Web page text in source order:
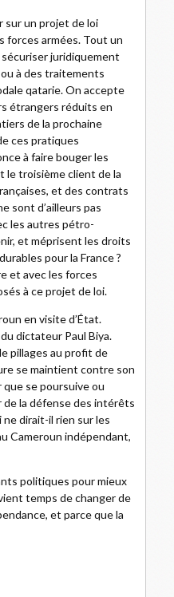
sur un projet de loi
forces armées. Tout un
juridiquement
à des traitements
qatarie. On accepte
étrangers réduits en
de la prochaine
ces pratiques
à faire bouger les
le troisième client de la
et des contrats
sont d’ailleurs pas
les autres pétro-
et méprisent les droits
pour la France ?
et avec les forces
à ce projet de loi.
en visite d’État.
dictateur Paul Biya.
pillages au profit de
se maintient contre son
se poursuive ou
de la défense des intérêts
ne dirait-il rien sur les
Cameroun indépendant,
politiques pour mieux
temps de changer de
et parce que la